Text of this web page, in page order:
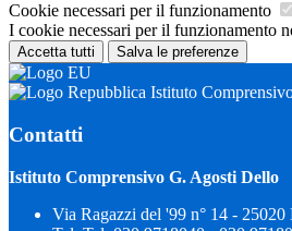
Cookie necessari per il funzionamento
I cookie necessari per il funzionamento
Accetta tutti Salva le preferenze
Istituto
Contatti
Istituto Comprensivo G. Agosti Dello
Via Ragazzi del '99 n° 14 -